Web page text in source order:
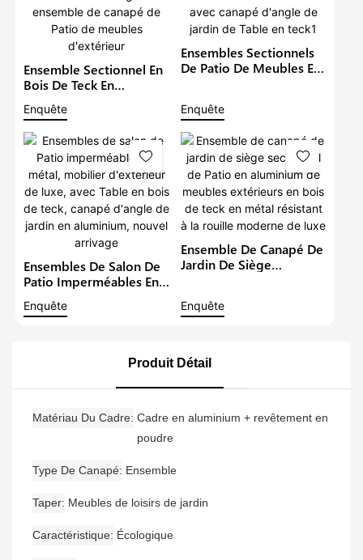
Ensemble Sectionnel En
Bois De Teck En
Aluminium De Meubles
De Jardin Imperméables
En Métal Avec Coussins
Gris Ensemble De
Canapé De Patio De
Meubles D'extérieur
Enquête
Ensembles Sectionnels
De Patio De Meubles En
L'eau Salon Extérieur En
Forme De L Avec
Canapé D'angle De
Jardin De Table En Teck1
Enquête
Ensembles De Salon De
Patio Imperméables En
D'extérieur De Luxe,
Jardin En Aluminium,
Enquête
Ensemble De Canapé De
Jardin De Siège
Extérieurs En Bois De
De Luxe
Enquête
Produit Détail
Matériau Du Cadre Cadre en aluminium + revêtement en
poudre
Type De Canapé Ensemble
Taper Meubles de loisirs de jardin
Caractéristique Écologique